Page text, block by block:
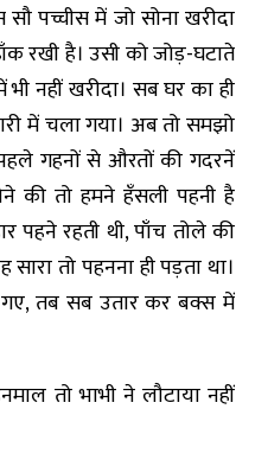
सौ पच्चीस में जो सोना खरीदा
रखी है। उसी को जोड़-घटाते
नहीं खरीदा। सब घर का ही
में चला गया। अब तो समझो
गहनों से औरतों की गदरनें
की तो हमने हँसली पहनी है
पहने रहती थी, पाँच तोले की
तो पहनना ही पड़ता था।
तब सब उतार कर बक्स में
तो भाभी ने लौटाया नहीं